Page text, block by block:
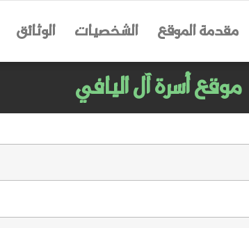
مقدمة الموقع الشخصيات الوثائق
موقع أسرة آل اليافي